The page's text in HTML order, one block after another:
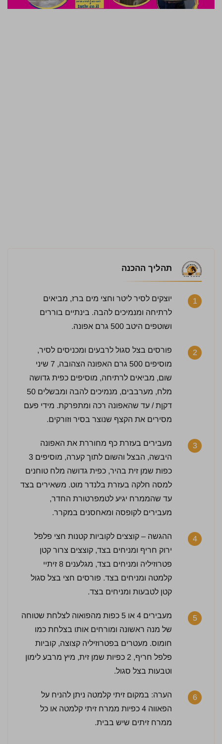
תהליך ההכנה
1
יוצקים לסיר ליטר וחצי מים ברז, מביאים
לרתיחה ומנמיכים להבה. בינתיים בוררים
ושוטפים היטב 500 גרם אפונה.
2
פורסים בצל סגול לרבעים ומכניסים לסיר,
מוסיפים 500 גרם האפונה הצהובה, 7 שיני
שום, מביאים לרתיחה, מוסיפים כפית גדושה
מלח, מערבבים, מנמיכים להבה ומבשלים 50
דקןת / עד שהאפונה רכה ומתפרקת. מידי פעם
מסירים את הקצף שנוצר בסיר וזורקים.
3
מעבירים בעזרת כף מחוררת את האפונה
היבשה, הבצל והשום לתוך קערה, מוסיפים 3
כפות שמן זית בהיר, כפית גדושה מלח טוחנים
למסה חלקה בעזרת בלנדר מוט. משאירים בצד
עד שהממרח יגיע לטמפרטורת החדר,
מעבירים לקופסה ומאחסנים במקרר.
4
ההגשה – קוצצים לקוביות קטנות חצי פלפל
ירוק חריף ומניחים בצד, קוצצים צרור קטן
פטרוזיליה ומניחים בצד, מגלענים 8 זיתיי
קלמטה ומניחים בצד. פורסים חצי בצל סגול
קטן לטבעות ומניחים בצד.
5
מעבירים 4 או 5 כפות מהפואוה לצלחת שטוחה
של מנה ראשונה ומורחים אותו בצלחת כמו
חומוס. מעטרים בפטרוזיליה קצוצה, קוביות
פלפל חריף, 2 כפיות שמן זית, מיץ מרבע לימון
וטבעות בצל סגול.
6
הערה: במקום זיתי קלמטה ניתן להניח על
הפאווה 4 כפיות ממרח זיתי קלמטה או כל
ממרח זיתים שיש בבית.
לחץ כדי לדרג: